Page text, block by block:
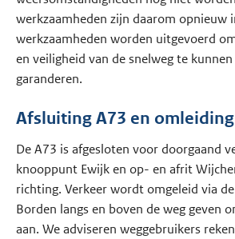
werkzaamheden zijn daarom opnieuw
werkzaamheden worden uitgevoerd
en veiligheid van de snelweg te
garanderen.
Afsluiting A73 en omleiding
De A73 is afgesloten voor doorgaand
knooppunt Ewijk en op- en afrit
richting. Verkeer wordt omgeleid via
Borden langs en boven de weg geven
aan. We adviseren weggebruikers